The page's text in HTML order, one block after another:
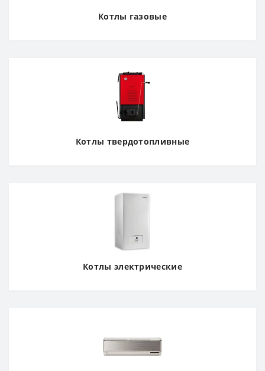
Котлы газовые
Котлы твердотопливные
Котлы электрические